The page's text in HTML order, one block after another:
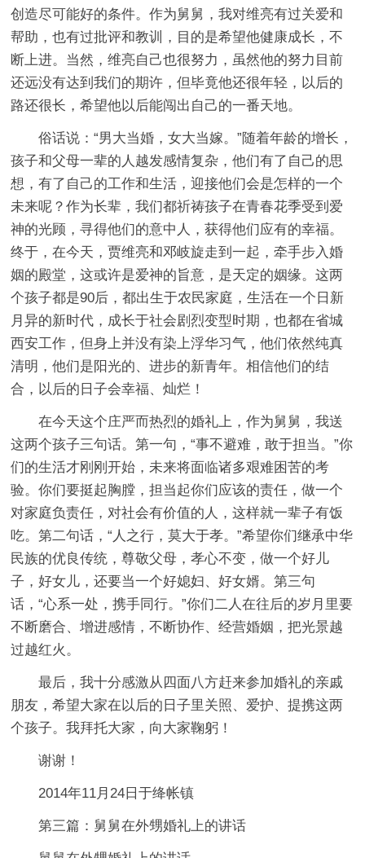
创造尽可能好的条件。作为舅舅，我对维亮有过关爱和
帮助，也有过批评和教训，目的是希望他健康成长，不
断上进。当然，维亮自己也很努力，虽然他的努力目前
还远没有达到我们的期许，但毕竟他还很年轻，以后的
路还很长，希望他以后能闯出自己的一番天地。
俗话说：“男大当婚，女大当嫁。”随着年龄的增长，
孩子和父母一辈的人越发感情复杂，他们有了自己的思
想，有了自己的工作和生活，迎接他们会是怎样的一个
未来呢？作为长辈，我们都祈祷孩子在青春花季受到爱
神的光顾，寻得他们的意中人，获得他们应有的幸福。
终于，在今天，贾维亮和邓岐旋走到一起，牵手步入婚
姻的殿堂，这或许是爱神的旨意，是天定的姻缘。这两
个孩子都是90后，都出生于农民家庭，生活在一个日新
月异的新时代，成长于社会剧烈变型时期，也都在省城
西安工作，但身上并没有染上浮华习气，他们依然纯真
清明，他们是阳光的、进步的新青年。相信他们的结
合，以后的日子会幸福、灿烂！
在今天这个庄严而热烈的婚礼上，作为舅舅，我送
这两个孩子三句话。第一句，“事不避难，敢于担当。”你
们的生活才刚刚开始，未来将面临诸多艰难困苦的考
验。你们要挺起胸膛，担当起你们应该的责任，做一个
对家庭负责任，对社会有价值的人，这样就一辈子有饭
吃。第二句话，“人之行，莫大于孝。”希望你们继承中华
民族的优良传统，尊敬父母，孝心不变，做一个好儿
子，好女儿，还要当一个好媳妇、好女婿。第三句
话，“心系一处，携手同行。”你们二人在往后的岁月里要
不断磨合、增进感情，不断协作、经营婚姻，把光景越
过越红火。
最后，我十分感激从四面八方赶来参加婚礼的亲戚
朋友，希望大家在以后的日子里关照、爱护、提携这两
个孩子。我拜托大家，向大家鞠躬！
谢谢！
2014年11月24日于绛帐镇
第三篇：舅舅在外甥婚礼上的讲话